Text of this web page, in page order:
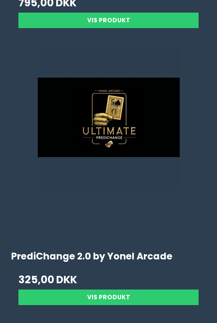
VIS PRODUKT
PrediChange 2.0 by Yonel Arcade
325,00 DKK
VIS PRODUKT